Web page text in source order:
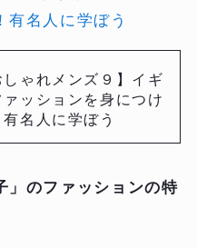
有名人に学ぼう
しゃれメンズ９】イギ
ァッションを身につけ
名人に学ぼう
」のファッションの特